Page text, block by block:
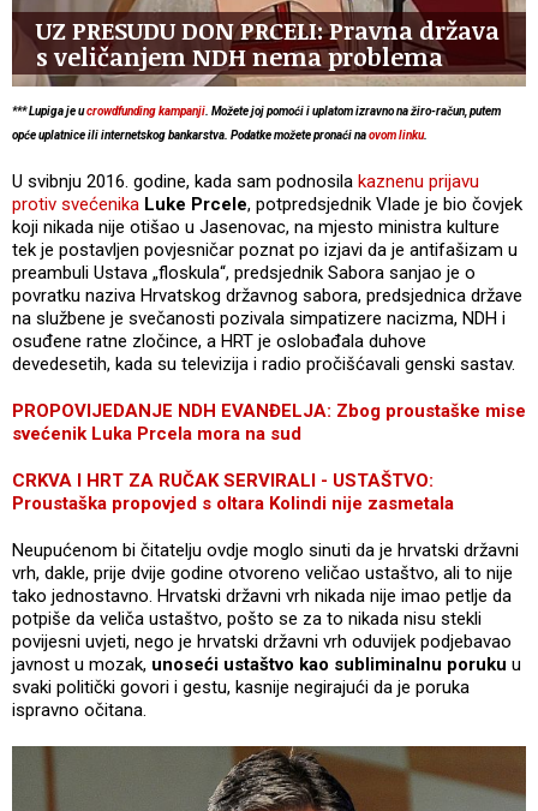
UZ PRESUDU DON PRCELI: Pravna država
s veličanjem NDH nema problema
*** Lupiga je ucrowdfunding kampanji . Možete joj pomoći i uplatom izravno na žiro-račun, putem
opće uplatnice ili internetskog bankarstva. Podatke možete pronaći naovom linku.
U svibnju 2016. godine, kada sam podnosila kaznenu prijavu
protiv svećenika Luke Prcele, potpredsjednik Vlade je bio čovjek
koji nikada nije otišao u Jasenovac, na mjesto ministra kulture
tek je postavljen povjesničar poznat po izjavi da je antifašizam u
preambuli Ustava „floskula“, predsjednik Sabora sanjao je o
povratku naziva Hrvatskog državnog sabora, predsjednica države
na službene je svečanosti pozivala simpatizere nacizma, NDH i
osuđene ratne zločince, a HRT je oslobađala duhove
devedesetih, kada su televizija i radio pročišćavali genski sastav.
PROPOVIJEDANJE NDH EVANĐELJA: Zbog proustaške mise
svećenik Luka Prcela mora na sud
CRKVA I HRT ZA RUČAK SERVIRALI - USTAŠTVO:
Proustaška propovjed s oltara Kolindi nije zasmetala
Neupućenom bi čitatelju ovdje moglo sinuti da je hrvatski državni
vrh, dakle, prije dvije godine otvoreno veličao ustaštvo, ali to nije
tako jednostavno. Hrvatski državni vrh nikada nije imao petlje da
potpiše da veliča ustaštvo, pošto se za to nikada nisu stekli
povijesni uvjeti, nego je hrvatski državni vrh oduvijek podjebavao
javnost u mozak, unoseći ustaštvo kao subliminalnu poruku u
svaki politički govori i gestu, kasnije negirajući da je poruka
ispravno očitana.